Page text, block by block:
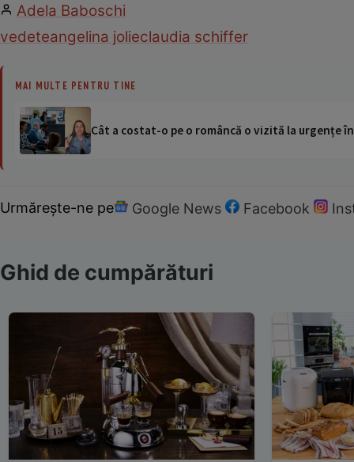
Adela Baboschi
vedeteangelina jolieclaudia schiffer
MAI MULTE PENTRU TINE
Cât a costat-o pe o româncă o vizită la urgențe
Urmărește-ne pe Google News Facebook
Ghid de cumpărături